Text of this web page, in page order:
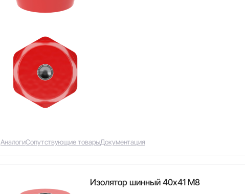
АналогиСопутствующие товарыДокументация
Изолятор шинный 40х41 М8